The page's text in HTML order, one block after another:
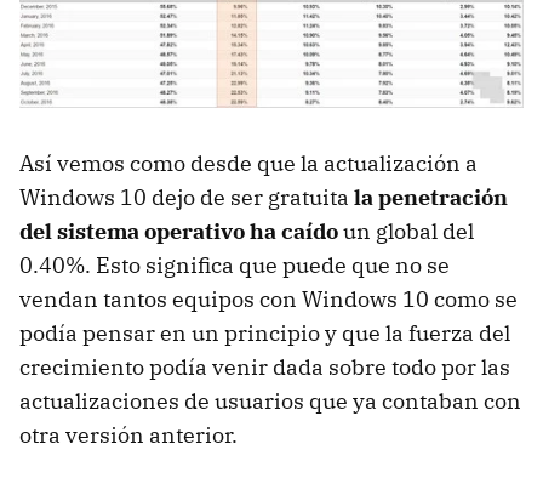
Así vemos como desde que la actualización a
Windows 10 dejo de ser gratuita la penetración
del sistema operativo ha caídoun global del
0.40%. Esto significa que puede que no se
vendan tantos equipos con Windows 10 como se
podía pensar en un principio y que la fuerza del
crecimiento podía venir dada sobre todo por las
actualizaciones de usuarios que ya contaban con
otra versión anterior.